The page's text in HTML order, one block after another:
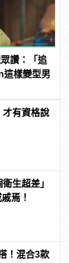
讚：「追
這樣變型男
才有資格說
生超差」
焉！
！混合3款